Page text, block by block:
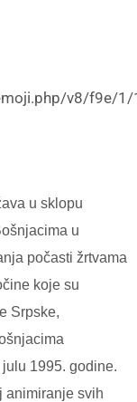
u sklopu
u
počasti žrtvama
koje su
Srpske,
1995. godine.
animiranje svih